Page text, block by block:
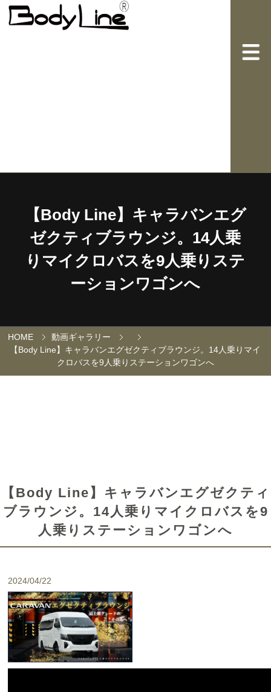
【Body Line】キャラバンエグ
ゼクティブラウンジ。14人乗
りマイクロバスを9人乗りステ
ーションワゴンへ
HOME
動画ギャラリー
【Body Line】キャラバンエグゼクティブラウンジ。14人乗りマイ
クロバスを9人乗りステーションワゴンへ
【Body Line】キャラバンエグゼクティ
ブラウンジ。14人乗りマイクロバスを9
人乗りステーションワゴンへ
2024/04/22